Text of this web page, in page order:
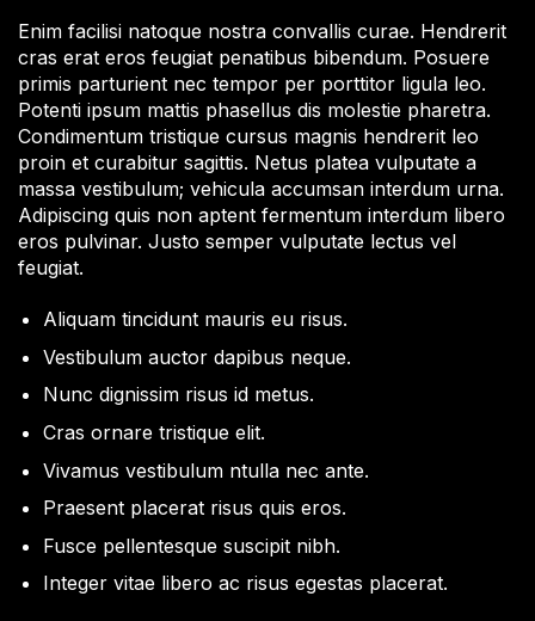
Enim facilisi natoque nostra convallis curae. Hendrerit
cras erat eros feugiat penatibus bibendum. Posuere
primis parturient nec tempor per porttitor ligula leo.
Potenti ipsum mattis phasellus dis molestie pharetra.
Condimentum tristique cursus magnis hendrerit leo
proin et curabitur sagittis. Netus platea vulputate a
massa vestibulum; vehicula accumsan interdum urna.
Adipiscing quis non aptent fermentum interdum libero
eros pulvinar. Justo semper vulputate lectus vel
feugiat.
Aliquam tincidunt mauris eu risus.
Vestibulum auctor dapibus neque.
Nunc dignissim risus id metus.
Cras ornare tristique elit.
Vivamus vestibulum ntulla nec ante.
Praesent placerat risus quis eros.
Fusce pellentesque suscipit nibh.
Integer vitae libero ac risus egestas placerat.